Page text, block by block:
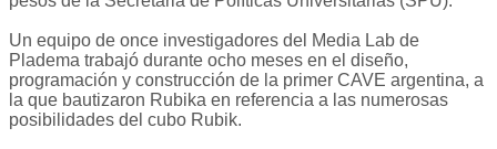
Un equipo de once investigadores del Media Lab de
Pladema trabajó durante ocho meses en el diseño,
programación y construcción de la primer CAVE argentina, a
la que bautizaron Rubika en referencia a las numerosas
posibilidades del cubo Rubik.